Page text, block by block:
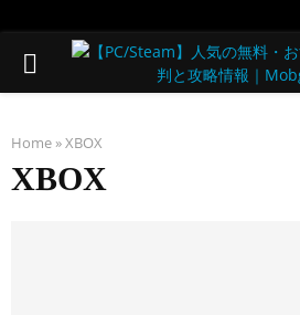
PRIMARY
Home »XBOX
XBOX